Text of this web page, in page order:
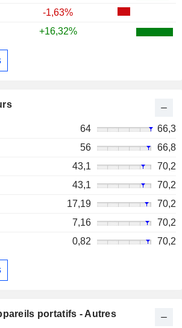
-1,63%
+16,32%
64
66,3
56
66,8
43,1
70,2
43,1
70,2
17,19
70,2
7,16
70,2
0,82 70,2
portatifs - Autres